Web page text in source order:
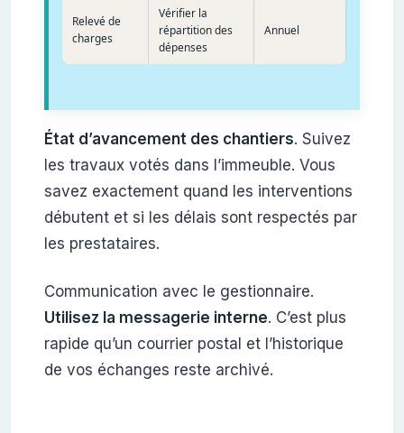
Relevé de
charges
Vérifier la
répartition des
dépenses
Annuel
État d’avancement des chantiers. Suivez
les travaux votés dans l’immeuble. Vous
savez exactement quand les interventions
débutent et si les délais sont respectés par
les prestataires.
Communication avec le gestionnaire.
Utilisez la messagerie interne. C’est plus
rapide qu’un courrier postal et l’historique
de vos échanges reste archivé.